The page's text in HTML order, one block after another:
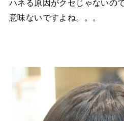
ハネる原因がクセじゃないの
意味ないですよね。。。